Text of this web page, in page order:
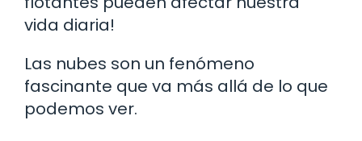
vida diaria!
Las nubes son un fenómeno
fascinante que va más allá de lo que
podemos ver.